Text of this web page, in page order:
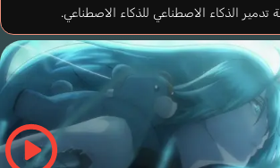
الذكاء الاصطناعي للذكاء الاصطناعي.